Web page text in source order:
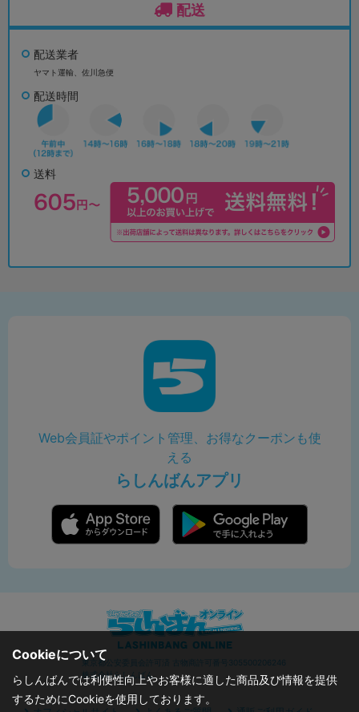
配送
配送業者
ヤマト運輸、佐川急便
配送時間
送料
Web会員証やポイント管理、お得なクーポンも使
える
らしんばんアプリ
東京都公安委員会許可済 古物商許可番号305500206246
株式会社らしんばん
Cookieについて
らしんばんでは利便性向上やお客様に適した商品及び情報を提供
するためにCookieを使用しております。